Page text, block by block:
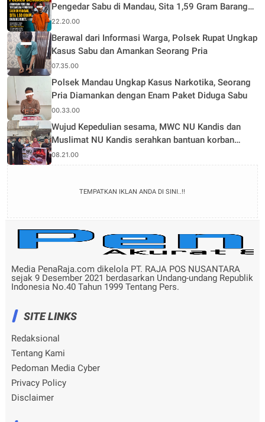
Pengedar Sabu di Mandau, Sita 1,59 Gram Barang
Bukti
22.20.00
Berawal dari Informasi Warga, Polsek Rupat Ungkap
Kasus Sabu dan Amankan Seorang Pria
07.35.00
Polsek Mandau Ungkap Kasus Narkotika, Seorang
Pria Diamankan dengan Enam Paket Diduga Sabu
00.33.00
Wujud Kepedulian sesama, MWC NU Kandis dan
Muslimat NU Kandis serahkan bantuan korban
musibah kebakaran
08.21.00
TEMPATKAN IKLAN ANDA DI SINI..!!
Media PenaRaja.com dikelola PT. RAJA POS NUSANTARA
sejak 9 Desember 2021 berdasarkan Undang-undang Republik
Indonesia No.40 Tahun 1999 Tentang Pers.
SITE LINKS
Redaksional
Tentang Kami
Pedoman Media Cyber
Privacy Policy
Disclaimer